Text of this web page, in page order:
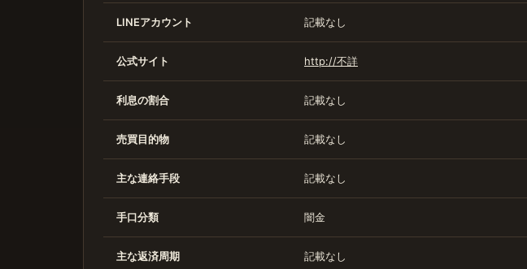
LINEアカウント 記載なし
公式サイト http://不詳
利息の割合 記載なし
売買目的物 記載なし
主な連絡手段 記載なし
手口分類 闇金
主な返済周期 記載なし